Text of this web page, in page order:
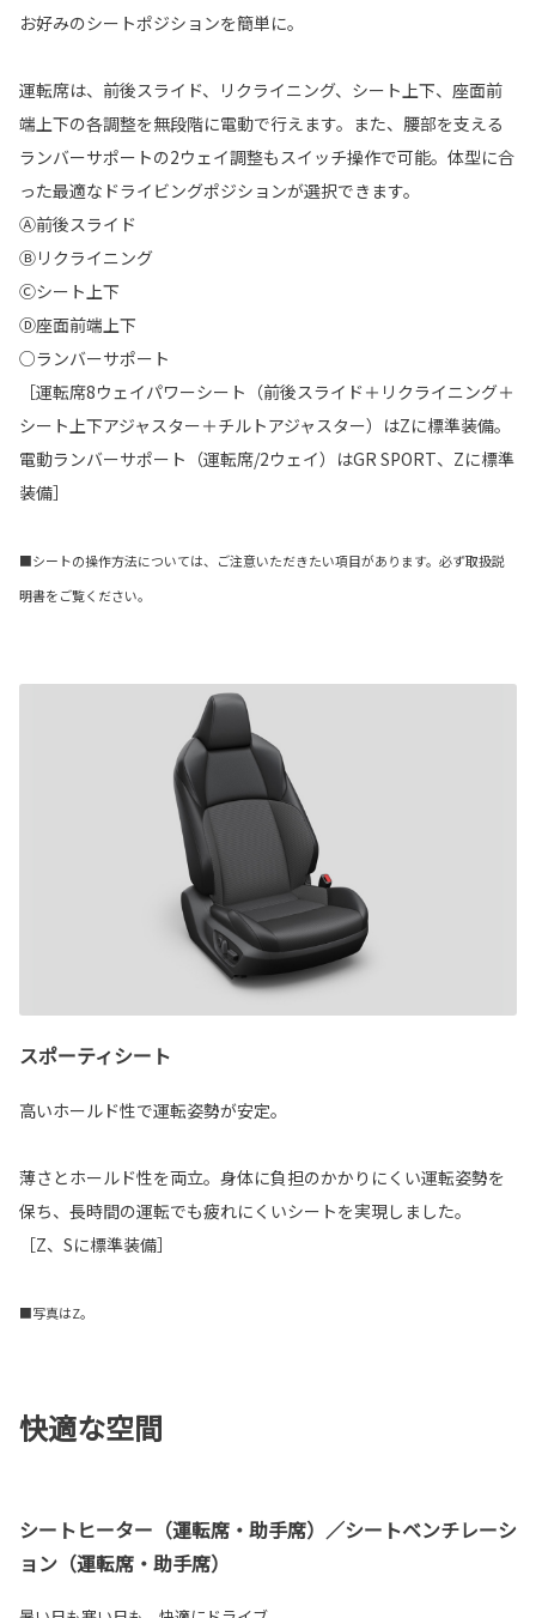
お好みのシートポジションを簡単に。
運転席は、前後スライド、リクライニング、シート上下、座面前
端上下の各調整を無段階に電動で行えます。また、腰部を支える
ランバーサポートの2ウェイ調整もスイッチ操作で可能。体型に合
った最適なドライビングポジションが選択できます。
Ⓐ前後スライド
Ⓑリクライニング
Ⓒシート上下
Ⓓ座面前端上下
○ランバーサポート
［運転席8ウェイパワーシート（前後スライド＋リクライニング＋
シート上下アジャスター＋チルトアジャスター）はZに標準装備。
電動ランバーサポート（運転席/2ウェイ）はGR SPORT、Zに標準
装備］
■シートの操作方法については、ご注意いただきたい項目があります。必ず取扱説
明書をご覧ください。
スポーティシート
高いホールド性で運転姿勢が安定。
薄さとホールド性を両立。身体に負担のかかりにくい運転姿勢を
保ち、長時間の運転でも疲れにくいシートを実現しました。
［Z、Sに標準装備］
■写真はZ。
快適な空間
シートヒーター（運転席・助手席）／シートベンチレーシ
ョン（運転席・助手席）